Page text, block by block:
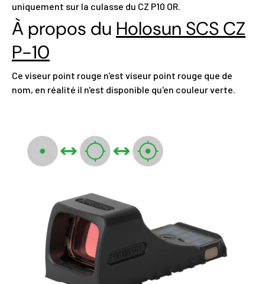
uniquement sur la culasse du CZ P10 OR.
À propos du Holosun SCS CZ
P-10
Ce viseur point rouge n'est viseur point rouge que de
nom, en réalité il n'est disponible qu'en couleur verte.